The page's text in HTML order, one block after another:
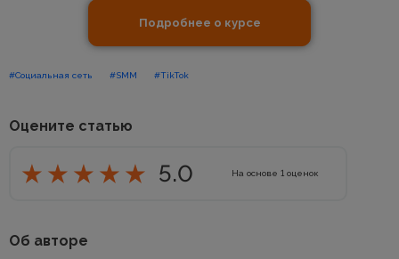
Подробнее о курсе
#Социальная сеть #SMM #TikTok
Оцените статью
5.0 На основе 1 оценок
Об авторе